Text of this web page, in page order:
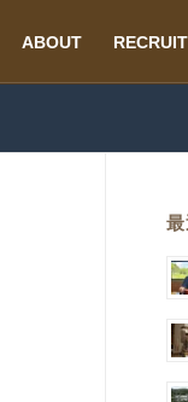
ABOUT RECRUIT